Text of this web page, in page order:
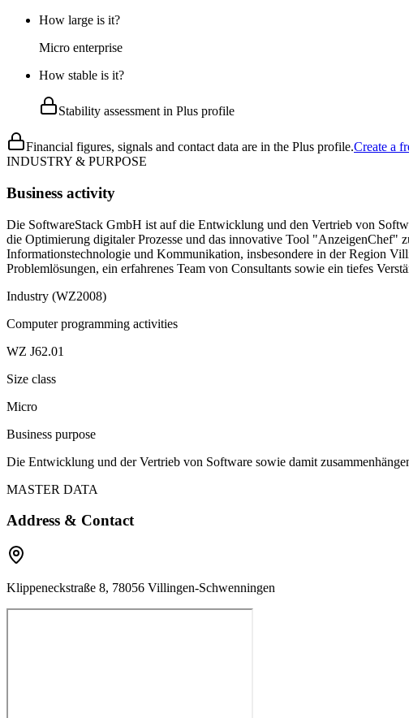
How large is it?
Micro enterprise
How stable is it?
Stability assessment in Plus profile
Financial figures, signals and contact data are in the Plus profile.Create a
INDUSTRY & PURPOSE
Business activity
Die SoftwareStack GmbH ist auf die Entwicklung und den Vertrieb von
die Optimierung digitaler Prozesse und das innovative Tool "AnzeigenChef"
Informationstechnologie und Kommunikation, insbesondere in der Region
Problemlösungen, ein erfahrenes Team von Consultants sowie ein tiefes
Industry (WZ2008)
Computer programming activities
WZ J62.01
Size class
Micro
Business purpose
Die Entwicklung und der Vertrieb von Software sowie damit
MASTER DATA
Address & Contact
Klippeneckstraße 8, 78056 Villingen-Schwenningen